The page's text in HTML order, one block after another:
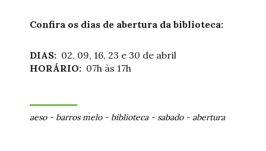
Confira os dias de abertura da biblioteca:
DIAS: 02, 09, 16, 23 e 30 de abril
HORÁRIO: 07h às 17h
aeso- barros melo- biblioteca- sabado- abertura